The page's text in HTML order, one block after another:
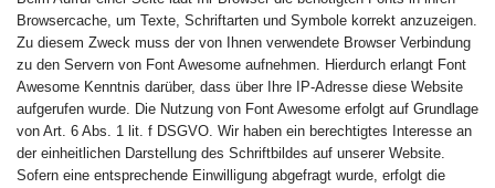
Browsercache, um Texte, Schriftarten und Symbole korrekt anzuzeigen.
Zu diesem Zweck muss der von Ihnen verwendete Browser Verbindung
zu den Servern von Font Awesome aufnehmen. Hierdurch erlangt Font
Awesome Kenntnis darüber, dass über Ihre IP-Adresse diese Website
aufgerufen wurde. Die Nutzung von Font Awesome erfolgt auf Grundlage
von Art. 6 Abs. 1 lit. f DSGVO. Wir haben ein berechtigtes Interesse an
der einheitlichen Darstellung des Schriftbildes auf unserer Website.
Sofern eine entsprechende Einwilligung abgefragt wurde, erfolgt die